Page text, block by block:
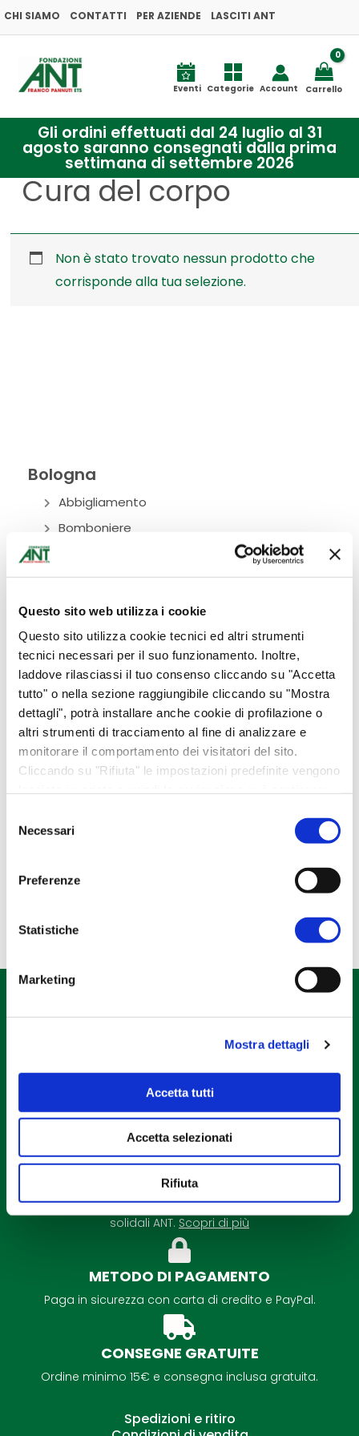
Questo sito web utilizza i cookie
Questo sito utilizza cookie tecnici ed altri strumenti
tecnici necessari per il suo funzionamento. Inoltre,
laddove rilasciassi il tuo consenso cliccando su "Accetta
tutto" o nella sezione raggiungibile cliccando su "Mostra
dettagli", potrà installare anche cookie di profilazione o
altri strumenti di tracciamento al fine di analizzare e
monitorare il comportamento dei visitatori del sito.
Cliccando su "Rifiuta" le impostazioni predefinite vengono
quello tecnico. Per maggiori informazioni visualizza la
delNecessari
Preferenze
Statistiche
Marketing
Mostra dettagli
Accetta tutti
Accetta selezionati
Rifiuta
Vai
al
contenuto
CHI SIAMO CONTATTI PER AZIENDE LASCITI ANT
Eventi Categorie Account Carrello
Gli ordini effettuati dal 24 luglio al 31
agosto saranno consegnati dalla prima
settimana di settembre 2026
Bologna
Abbigliamento
Bomboniere
Ciclamini
Cura del corpo
Donazioni
Eventi
Fiori
Idee per la casa
Idee regalo
Libri e gadget
Regali PASQUA
Cura del corpo
Non è stato trovato nessun prodotto che
corrisponde alla tua selezione.
DETRAZIONE FISCALE
É possibile la detrazione fiscale per tutti i regali
solidali ANT. Scopri di più
METODO DI PAGAMENTO
Paga in sicurezza con carta di credito e PayPal.
CONSEGNE GRATUITE
Ordine minimo 15€ e consegna inclusa gratuita.
Spedizioni e ritiro